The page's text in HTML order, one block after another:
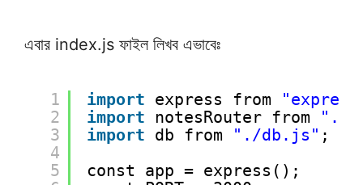
এবার index.js ফাইল লিখব এভাবেঃ
1
2
3
4
5
import express from
import notesRouter from
"./
import db from "./db.js" ;
const app = express();